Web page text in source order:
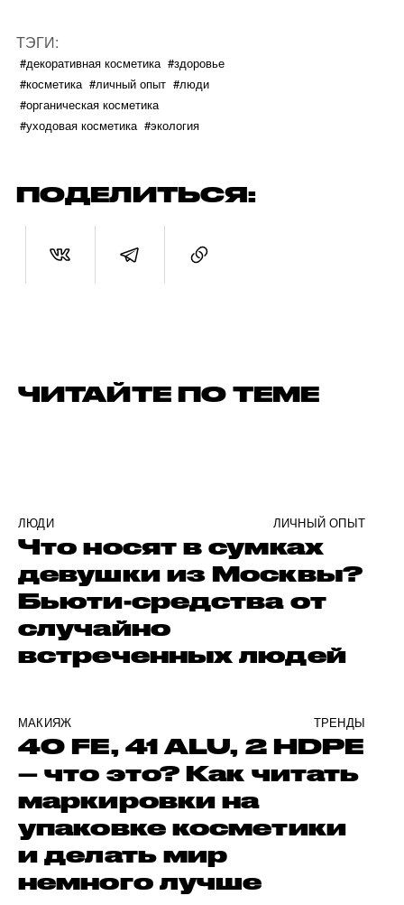
ТЭГИ:
#декоративная косметика #здоровье
#косметика #личный опыт #люди
#органическая косметика
#уходовая косметика #экология
ПОДЕЛИТЬСЯ:
ЧИТАЙТЕ ПО ТЕМЕ
ЛЮДИ ЛИЧНЫЙ ОПЫТ
Что носят в сумках
девушки из Москвы?
Бьюти-средства от
случайно
встреченных людей
МАКИЯЖ ТРЕНДЫ
40 FE, 41 ALU, 2 HDPE
– что это? Как читать
маркировки на
упаковке косметики
и делать мир
немного лучше